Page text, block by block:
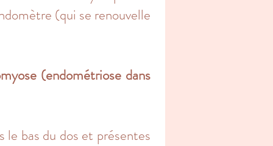
(qui se renouvelle
(endométriose dans
le bas du dos et présentes